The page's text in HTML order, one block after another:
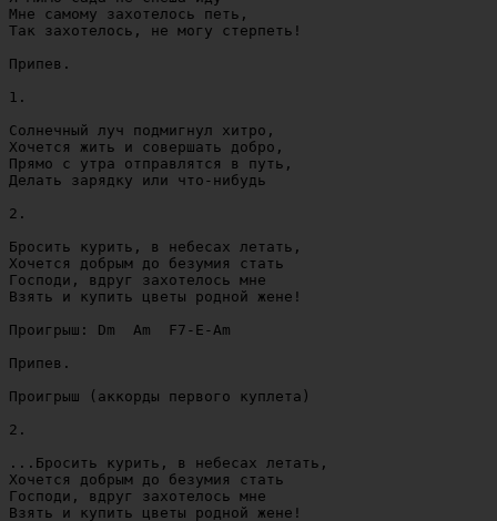
Мне самому захотелось петь,
Так захотелось, не могу стерпеть!
Припев.
1.
Солнечный луч подмигнул хитро,
Хочется жить и совершать добро,
Прямо с утра отправлятся в путь,
Делать зарядку или что-нибудь
2.
Бросить курить, в небесах летать,
Хочется добрым до безумия стать
Господи, вдруг захотелось мне
Взять и купить цветы родной жене!
Проигрыш: Dm  Am  F7-E-Am
Припев.
Проигрыш (аккорды первого куплета)
2.
...Бросить курить, в небесах летать,
Хочется добрым до безумия стать
Господи, вдруг захотелось мне